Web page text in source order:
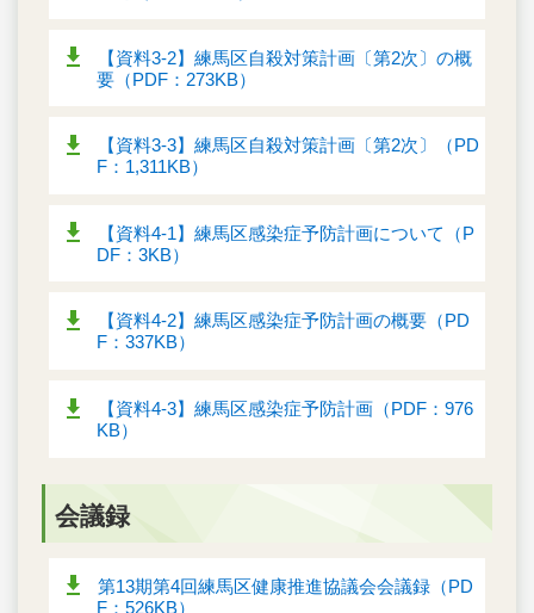
【資料3-2】練馬区自殺対策計画〔第2次〕の概
要（PDF：273KB）
【資料3-3】練馬区自殺対策計画〔第2次〕（PD
F：1,311KB）
【資料4-1】練馬区感染症予防計画について（P
DF：3KB）
【資料4-2】練馬区感染症予防計画の概要（PD
F：337KB）
【資料4-3】練馬区感染症予防計画（PDF：976
KB）
会議録
第13期第4回練馬区健康推進協議会会議録（PD
F：526KB）